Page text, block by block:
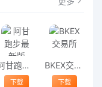
阿甘跑步最新版
下载
BKEX交易所
下载